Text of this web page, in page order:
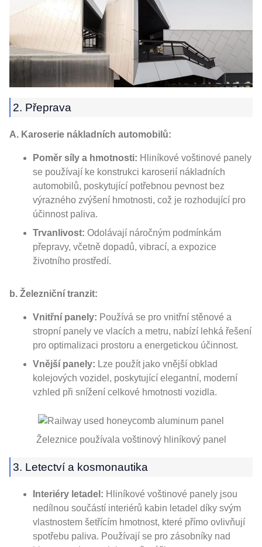
2. Přeprava
A. Karoserie nákladních automobilů:
Poměr síly a hmotnosti: Hliníkové voštinové panely
se používají ke konstrukci karoserií nákladních
automobilů, poskytující potřebnou pevnost bez
výrazného zvýšení hmotnosti, což je rozhodující pro
účinnost paliva.
Trvanlivost: Odolávají náročným podmínkám
přepravy, včetně dopadů, vibrací, a expozice
životního prostředí.
b. Železniční tranzit:
Vnitřní panely: Používá se pro vnitřní stěnové a
stropní panely ve vlacích a metru, nabízí lehká řešení
pro optimalizaci prostoru a energetickou účinnost.
Vnější panely: Lze použít jako vnější obklad
kolejových vozidel, poskytující elegantní, moderní
vzhled při snížení celkové hmotnosti vozidla.
Železnice používala voštinový hliníkový panel
3. Letectví a kosmonautika
Interiéry letadel: Hliníkové voštinové panely jsou
nedílnou součástí interiérů kabin letadel díky svým
vlastnostem šetřícím hmotnost, které přímo ovlivňují
spotřebu paliva. Používají se pro zásobníky nad